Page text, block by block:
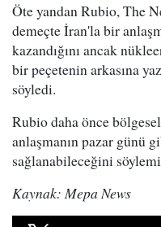
Öte yandan Rubio, The
demeçte İran'la bir
kazandığını ancak
bir peçetenin arkasına
söyledi.
Rubio daha önce
anlaşmanın pazar günü
sağlanabileceğini
Kaynak: Mepa News